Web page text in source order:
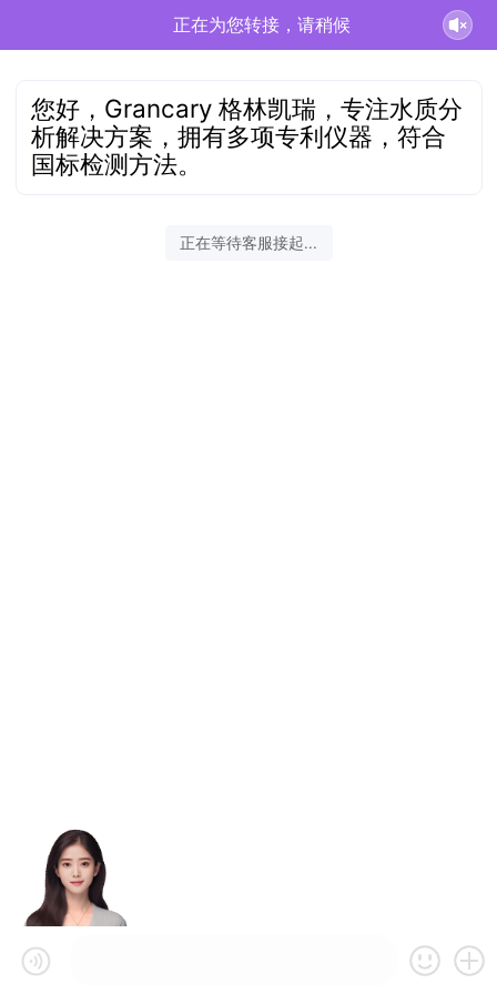
正在为您转接，请稍候
您好，Grancary 格林凯瑞，专注水质分
析解决方案，拥有多项专利仪器，符合
国标检测方法。
正在等待客服接起...